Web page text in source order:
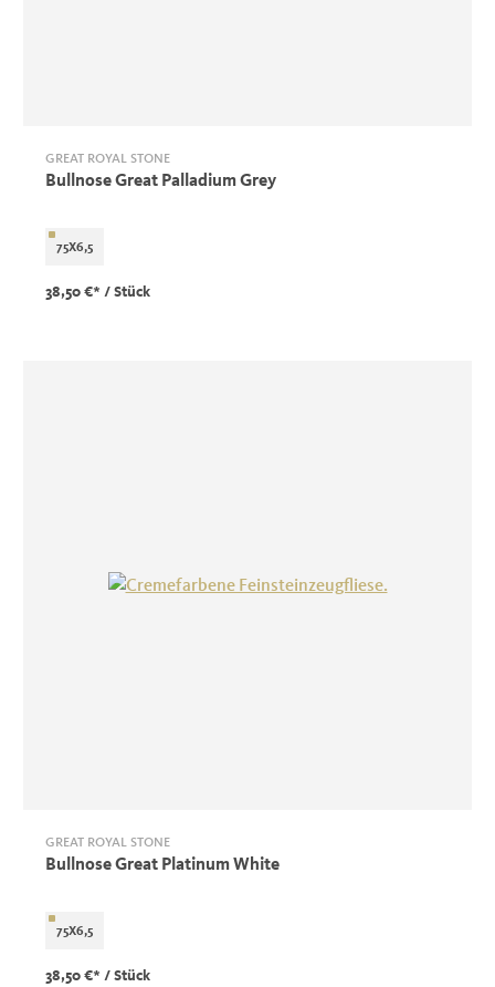
GREAT ROYAL STONE
Bullnose Great Palladium Grey
75X6,5
38,50 €* / Stück
GREAT ROYAL STONE
Bullnose Great Platinum White
75X6,5
38,50 €* / Stück